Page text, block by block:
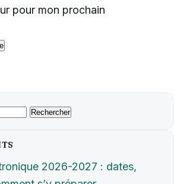
pour mon prochain
2026-2027 : dates,